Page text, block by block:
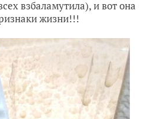
взбаламутила), и вот она
жизни!!!